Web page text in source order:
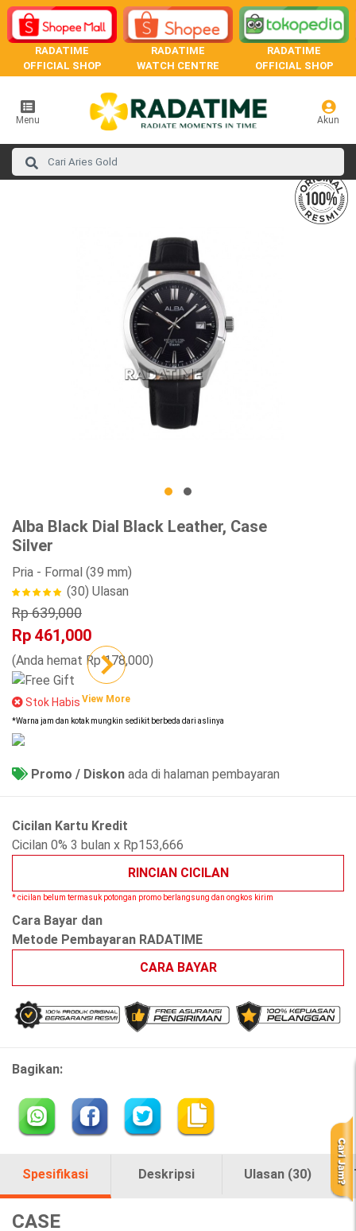
RADATIME
OFFICIAL SHOP
RADATIME
WATCH CENTRE
RADATIME
OFFICIAL SHOP
Menu Akun
Alba Black Dial Black Leather, Case
Silver
Pria - Formal (39 mm)
(30) Ulasan
Rp 639,000
Rp 461,000
(Anda hemat Rp 178,000)
Stok Habis
*Warna jam dan kotak mungkin sedikit berbeda dari aslinya
Promo / Diskon ada di halaman pembayaran
Cicilan Kartu Kredit
Cicilan 0% 3 bulan x Rp153,666
RINCIAN CICILAN
* cicilan belum termasuk potongan promo berlangsung dan ongkos kirim
Cara Bayar dan
Metode Pembayaran RADATIME
CARA BAYAR
Bagikan:
Spesifikasi Deskripsi Ulasan (30)
CASE
View More